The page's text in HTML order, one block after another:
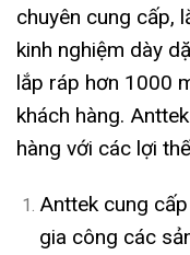
chuyên cung cấp,
kinh nghiệm dày
lắp ráp hơn 1000
khách hàng.
hàng với các lợi
Anttek cung
gia công các